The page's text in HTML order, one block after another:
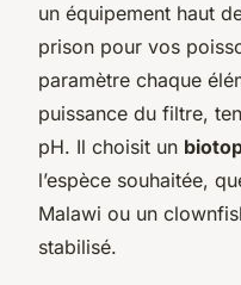
un équipement haut
prison pour vos
paramètre chaque
puissance du filtre,
pH. Il choisit un
l’espèce souhaitée,
Malawi ou un
stabilisé.